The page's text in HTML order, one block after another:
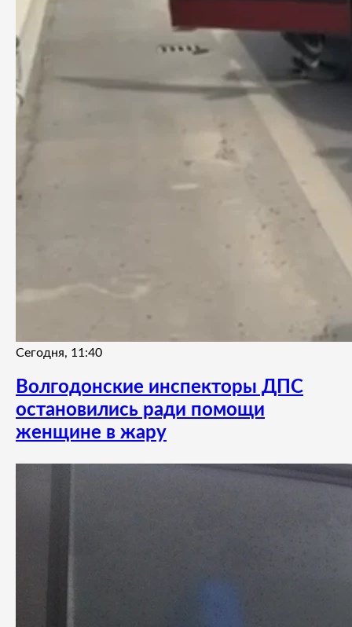
Сегодня, 11:40
Волгодонские инспекторы ДПС
остановились ради помощи
женщине в жару